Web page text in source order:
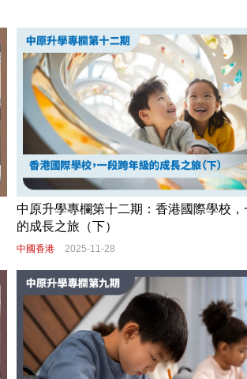
中原升學專欄第十二期：香港國際學校，
的成長之旅（下）
中國香港 2025-11-28